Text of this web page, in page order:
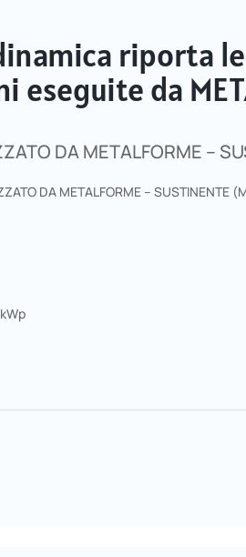
riporta
eseguite da
DA METALFORME –
DA METALFORME – SUSTINENTE